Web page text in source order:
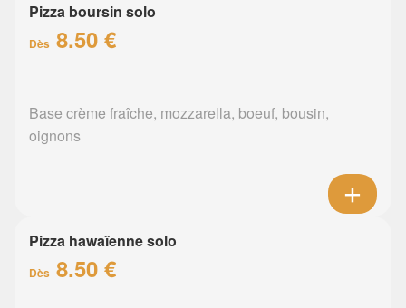
Pizza boursin solo
Dès 8.50 €
Base crème fraîche, mozzarella, boeuf, bousin,
oignons
Pizza hawaïenne solo
Dès 8.50 €